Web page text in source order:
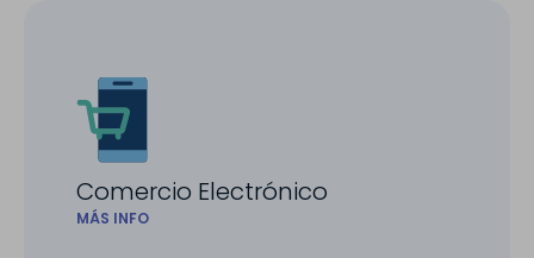
Comercio Electrónico
MÁS INFO